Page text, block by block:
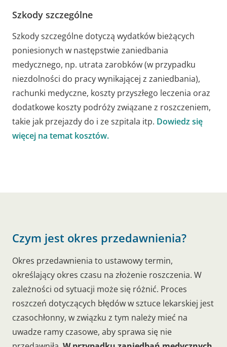
Szkody szczególne
Szkody szczególne dotyczą wydatków bieżących
poniesionych w następstwie zaniedbania
medycznego, np. utrata zarobków (w przypadku
niezdolności do pracy wynikającej z zaniedbania),
rachunki medyczne, koszty przyszłego leczenia oraz
dodatkowe koszty podróży związane z roszczeniem,
takie jak przejazdy do i ze szpitala itp. Dowiedz się
więcej na temat kosztów.
Czym jest okres przedawnienia?
Okres przedawnienia to ustawowy termin,
określający okres czasu na złożenie roszczenia. W
zależności od sytuacji może się różnić. Proces
roszczeń dotyczących błędów w sztuce lekarskiej jest
czasochłonny, w związku z tym należy mieć na
uwadze ramy czasowe, aby sprawa się nie